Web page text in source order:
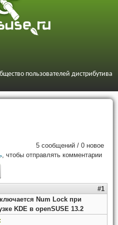
пользователей дистрибутива
5 сообщений / 0 новое
, чтобы отправлять комментарии
#1
Num Lock при
KDE в openSUSE 13.2